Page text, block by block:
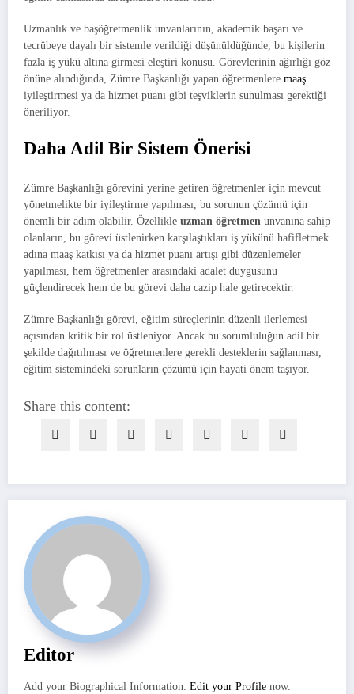
Uzmanlık ve başöğretmenlik unvanlarının, akademik başarı ve
tecrübeye dayalı bir sistemle verildiği düşünüldüğünde, bu kişilerin
fazla iş yükü altına girmesi eleştiri konusu. Görevlerinin ağırlığı göz
önüne alındığında, Zümre Başkanlığı yapan öğretmenlere maaş
iyileştirmesi ya da hizmet puanı gibi teşviklerin sunulması gerektiği
öneriliyor.
Daha Adil Bir Sistem Önerisi
Zümre Başkanlığı görevini yerine getiren öğretmenler için mevcut
yönetmelikte bir iyileştirme yapılması, bu sorunun çözümü için
önemli bir adım olabilir. Özellikle uzman öğretmen unvanına sahip
olanların, bu görevi üstlenirken karşılaştıkları iş yükünü hafifletmek
adına maaş katkısı ya da hizmet puanı artışı gibi düzenlemeler
yapılması, hem öğretmenler arasındaki adalet duygusunu
güçlendirecek hem de bu görevi daha cazip hale getirecektir.
Zümre Başkanlığı görevi, eğitim süreçlerinin düzenli ilerlemesi
açısından kritik bir rol üstleniyor. Ancak bu sorumluluğun adil bir
şekilde dağıtılması ve öğretmenlere gerekli desteklerin sağlanması,
eğitim sistemindeki sorunların çözümü için hayati önem taşıyor.
Share this content:
Editor
Add your Biographical Information. Edit your Profile now.